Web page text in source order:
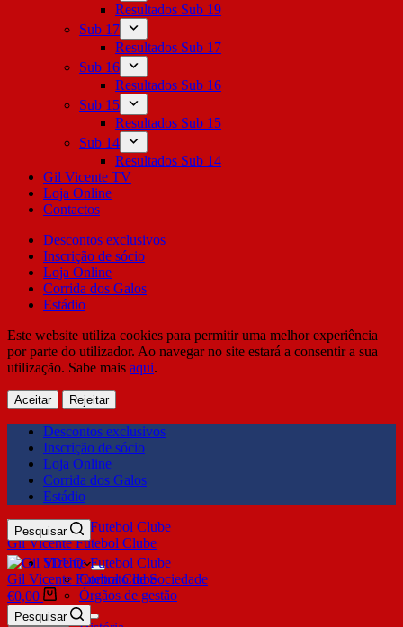
Resultados Sub 19
Sub 17
Resultados Sub 17
Sub 16
Resultados Sub 16
Sub 15
Resultados Sub 15
Sub 14
Resultados Sub 14
Gil Vicente TV
Loja Online
Contactos
Descontos exclusivos
Inscrição de sócio
Loja Online
Corrida dos Galos
Estádio
Este website utiliza cookies para permitir uma melhor experiência
por parte do utilizador. Ao navegar no site estará a consentir a sua
utilização. Sabe mais aqui.
Aceitar Rejeitar
Descontos exclusivos
Inscrição de sócio
Loja Online
Corrida dos Galos
Estádio
Gil Vicente Futebol Clube
Pesquisar
SDUQ
Contrato de Sociedade
Órgãos de gestão
Clube
Gil Vicente Futebol Clube
€0,00
Pesquisar